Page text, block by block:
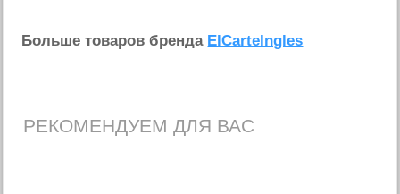
Больше товаров бренда ElCarteIngles
РЕКОМЕНДУЕМ ДЛЯ ВАС